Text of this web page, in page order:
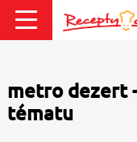
metro dezert
tématu